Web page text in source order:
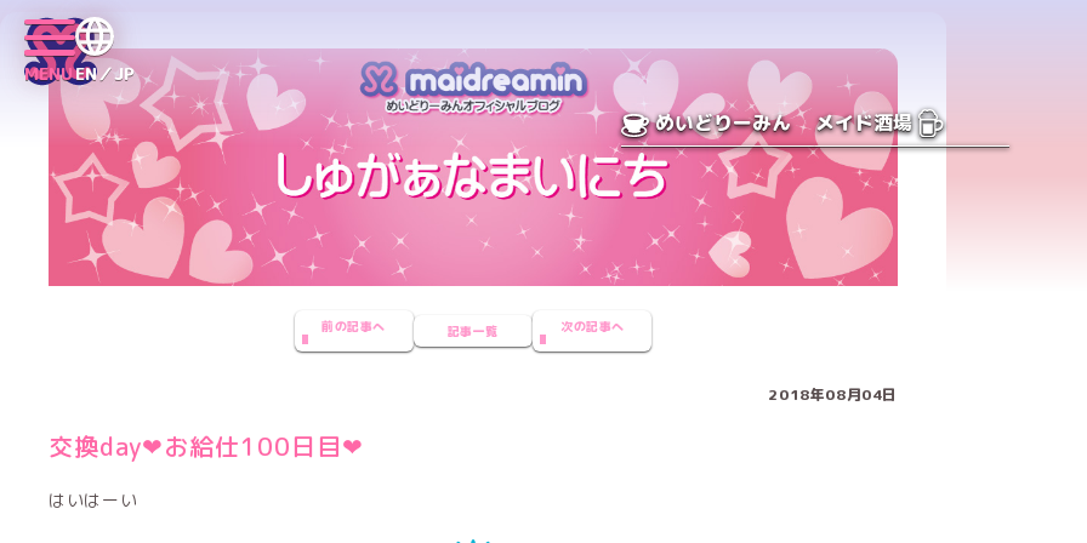
MENUEN／JP
めいどりーみん メイド酒場
前の記事へ 記事一覧 次の記事へ
2018年08月04日
交換day❤お給仕100日目❤
はいはーい